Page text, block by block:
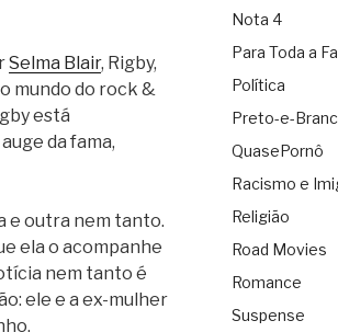
Selma Blair, Rigby,
mundo do rock &
está
da fama,
e outra nem tanto.
ela o acompanhe
nem tanto é
ele e a ex-mulher
Nota 4
Para Toda a
Política
Preto-e-
QuasePornô
Racismo e
Religião
Road Movies
Romance
Suspense